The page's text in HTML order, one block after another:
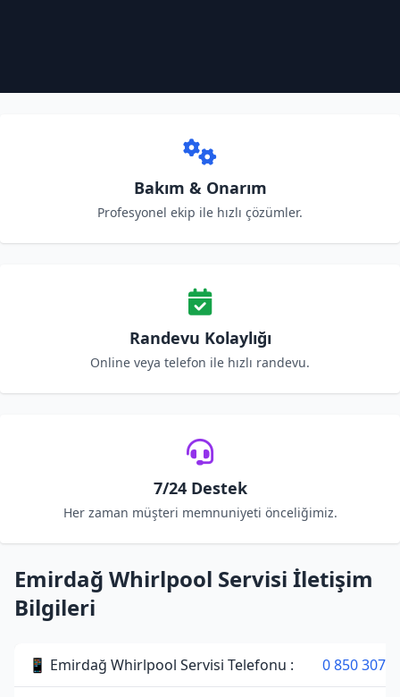
Bakım & Onarım
Profesyonel ekip ile hızlı çözümler.
Randevu Kolaylığı
Online veya telefon ile hızlı randevu.
7/24 Destek
Her zaman müşteri memnuniyeti önceliğimiz.
Emirdağ Whirlpool Servisi İletişim
Bilgileri
📱 Emirdağ Whirlpool Servisi Telefonu : 0 850 307